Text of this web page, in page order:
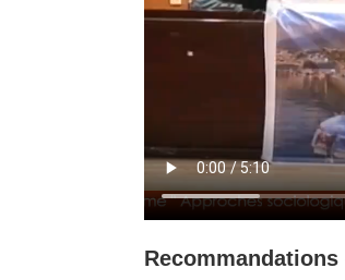
Recommandations